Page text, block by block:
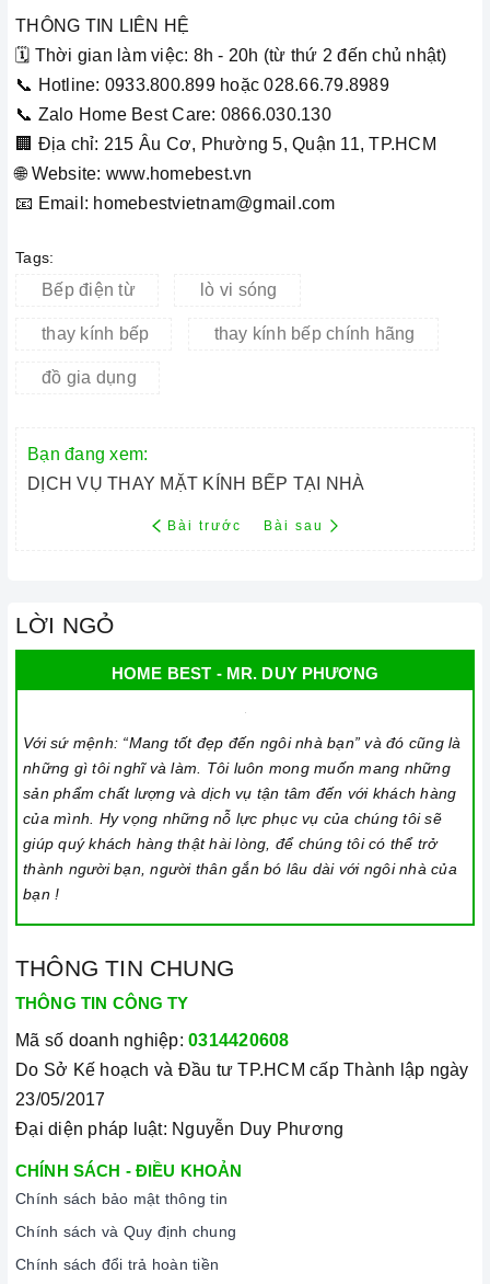
THÔNG TIN LIÊN HỆ
🗓️ Thời gian làm việc: 8h - 20h (từ thứ 2 đến chủ nhật)
📞 Hotline: 0933.800.899 hoặc 028.66.79.8989
📞 Zalo Home Best Care: 0866.030.130
🏢 Địa chỉ: 215 Âu Cơ, Phường 5, Quận 11, TP.HCM
🌐 Website: www.homebest.vn
📧 Email: homebestvietnam@gmail.com
Tags:
Bếp điện từ lò vi sóng
thay kính bếp thay kính bếp chính hãng
đồ gia dụng
Bạn đang xem:
DỊCH VỤ THAY MẶT KÍNH BẾP TẠI NHÀ
Bài trước Bài sau
LỜI NGỎ
HOME BEST - MR. DUY PHƯƠNG
Với sứ mệnh: “Mang tốt đẹp đến ngôi nhà bạn” và đó cũng là
những gì tôi nghĩ và làm. Tôi luôn mong muốn mang những
sản phẩm chất lượng và dịch vụ tận tâm đến với khách hàng
của mình. Hy vọng những nỗ lực phục vụ của chúng tôi sẽ
giúp quý khách hàng thật hài lòng, để chúng tôi có thể trở
thành người bạn, người thân gắn bó lâu dài với ngôi nhà của
bạn !
THÔNG TIN CHUNG
THÔNG TIN CÔNG TY
Mã số doanh nghiệp: 0314420608
Do Sở Kế hoạch và Đầu tư TP.HCM cấp Thành lập ngày
23/05/2017
Đại diện pháp luật: Nguyễn Duy Phương
CHÍNH SÁCH - ĐIỀU KHOẢN
Chính sách bảo mật thông tin
Chính sách và Quy định chung
Chính sách đổi trả hoàn tiền